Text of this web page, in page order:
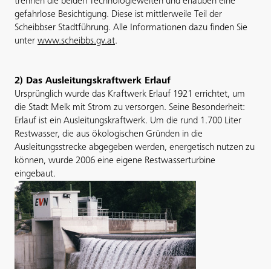
gefahrlose Besichtigung. Diese ist mittlerweile Teil der
Scheibbser Stadtführung. Alle Informationen dazu finden Sie
unter www.scheibbs.gv.at.
2) Das Ausleitungskraftwerk Erlauf
Ursprünglich wurde das Kraftwerk Erlauf 1921 errichtet, um
die Stadt Melk mit Strom zu versorgen. Seine Besonderheit:
Erlauf ist ein Ausleitungskraftwerk. Um die rund 1.700 Liter
Restwasser, die aus ökologischen Gründen in die
Ausleitungsstrecke abgegeben werden, energetisch nutzen zu
können, wurde 2006 eine eigene Restwasserturbine
eingebaut.